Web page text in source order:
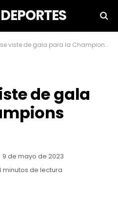
viste de gala para la Champions League.
de gala
9 de mayo de 2023
minutos de lectura